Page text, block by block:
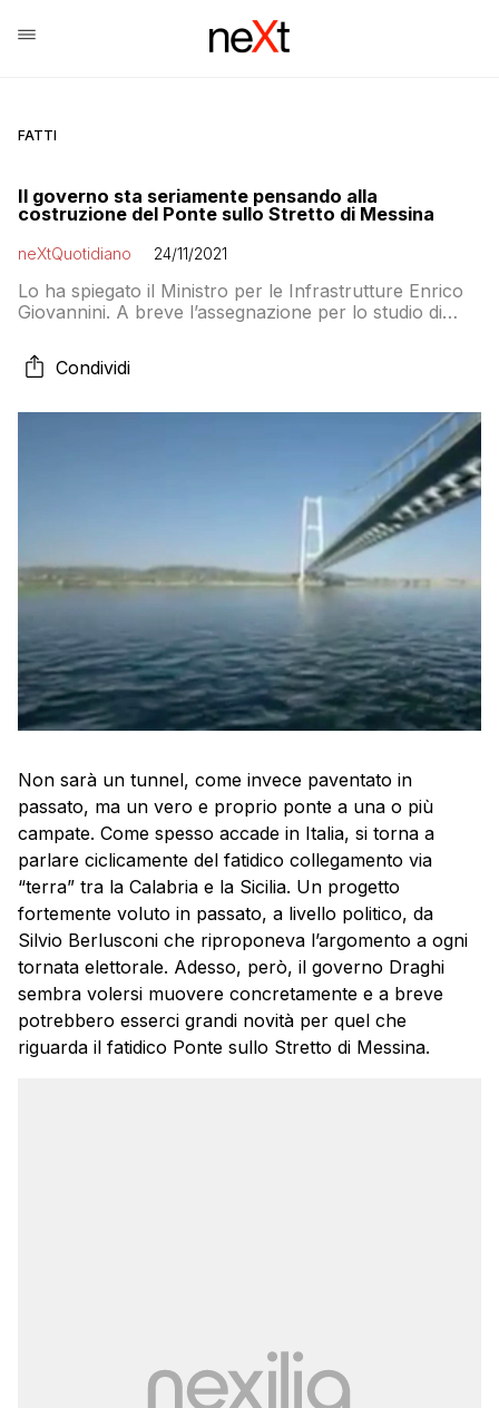
FATTI
Il governo sta seriamente pensando alla
costruzione del Ponte sullo Stretto di Messina
neXtQuotidiano 24/11/2021
Lo ha spiegato il Ministro per le Infrastrutture Enrico
Giovannini. A breve l’assegnazione per lo studio di
Condividi
Non sarà un tunnel, come invece paventato in
passato, ma un vero e proprio ponte a una o più
campate. Come spesso accade in Italia, si torna a
parlare ciclicamente del fatidico collegamento via
“terra” tra la Calabria e la Sicilia. Un progetto
fortemente voluto in passato, a livello politico, da
Silvio Berlusconi che riproponeva l’argomento a ogni
tornata elettorale. Adesso, però, il governo Draghi
sembra volersi muovere concretamente e a breve
potrebbero esserci grandi novità per quel che
riguarda il fatidico Ponte sullo Stretto di Messina.